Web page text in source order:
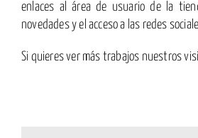
enlaces al área de usuario de la
novedades y el acceso a las redes
Si quieres ver más trabajos nuestros